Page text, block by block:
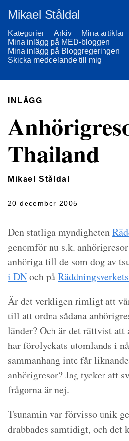
Mikael Ståldal
Kategorier Arkiv
Mina artiklar
Mina inlägg på MED-bloggen
Mina inlägg på Bloggregeringen
Skicka meddelande till mig
INLÄGG
Thailand
Mikael Ståldal
20 december 2005
Den statliga myndigheten
genomför nu s.k.
anhöriga till de som dog av
i DNoch på
Är det verkligen rimligt att
till att ordna sådana
länder? Och är det rättvist
har förolyckats utomlands i
sammanhang inte får
anhörigresor? Jag tycker att
frågorna är nej.
Tsunamin var förvisso unik
drabbades samtidigt, och det